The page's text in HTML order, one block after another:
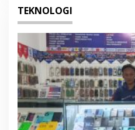
TEKNOLOGI